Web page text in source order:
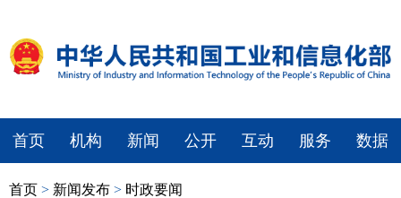
首页 机构 新闻 公开 互动 服务 数据
首页 > 新闻发布 > 时政要闻